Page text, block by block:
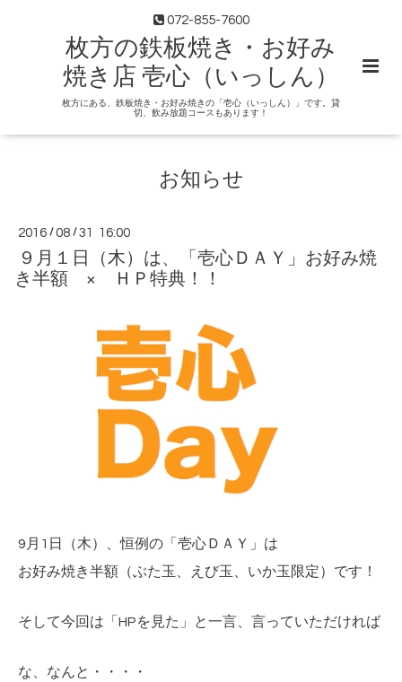
072-855-7600
枚方の鉄板焼き・お好み
焼き店 壱心（いっしん）
枚方にある、鉄板焼き・お好み焼きの「壱心（いっしん）」です。貸
切、飲み放題コースもあります！
お知らせ
2016 /08 /31 16:00
９月１日（木）は、「壱心ＤＡＹ」お好み焼
き半額 × ＨＰ特典！！
9月1日（木）、恒例の「壱心ＤＡＹ」は
お好み焼き半額（ぶた玉、えび玉、いか玉限定）です！
そして今回は「HPを見た」と一言、言っていただければ
な、なんと・・・・